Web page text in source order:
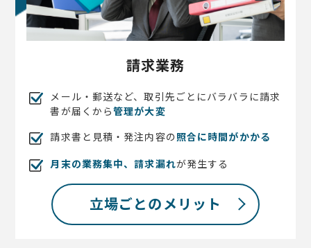
請求業務
メール・郵送など、取引先ごとにバラバラに請求
書が届くから管理が大変
請求書と見積・発注内容の照合に時間がかかる
月末の業務集中、請求漏れが発生する
立場ごとのメリット